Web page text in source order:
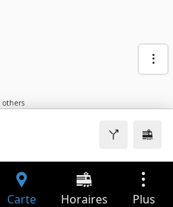
others
Carte Horaires Plus